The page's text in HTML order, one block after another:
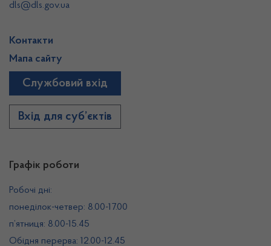
Графік роботи
Робочі дні:
понеділок-четвер: 8.00-17.00
п’ятниця: 8.00-15.45
Обідня перерва: 12.00-12.45
dls@dls.gov.ua
Контакти
Мапа сайту
Службовий вхід
Вхід для суб’єктів